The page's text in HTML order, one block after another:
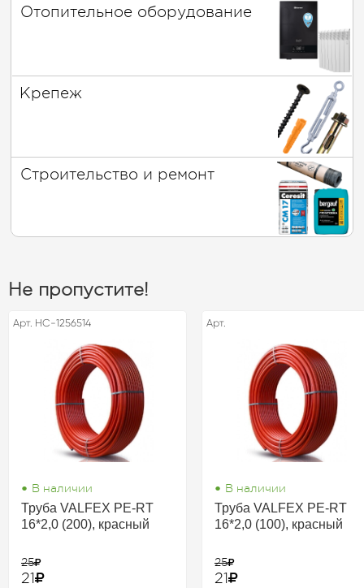
Отопительное оборудование
Крепеж
Строительство и ремонт
Не пропустите!
Арт. HC-1256514
• В наличии
Труба VALFEX PE-RT
16*2,0 (200), красный
25
21
Арт.
• В наличии
Труба VALFEX PE-RT
16*2,0 (100), красный
25
21